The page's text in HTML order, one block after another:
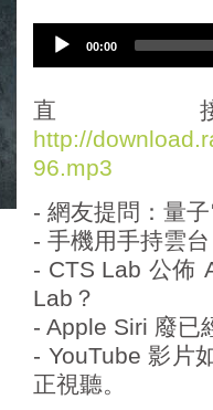
i
o
P
l
y
00:00
直
http://
96.mp3
- 網友提問：量
- 手機用手持雲
- CTS Lab 公佈
Lab？
- Apple Siri 廢已
- YouTube 影片
正視聽。